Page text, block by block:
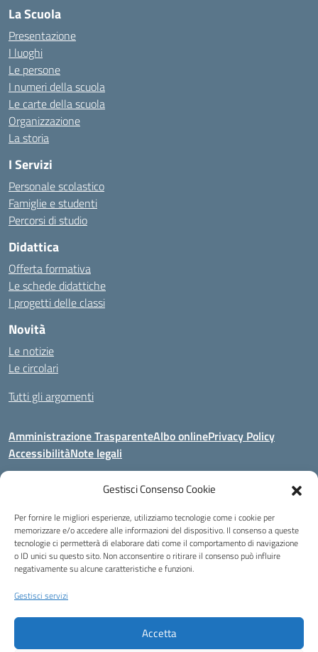
Gestisci Consenso Cookie
Per fornire le migliori esperienze, utilizziamo tecnologie come i cookie per
memorizzare e/o accedere alle informazioni del dispositivo. Il consenso a queste
tecnologie ci permetterà di elaborare dati come il comportamento di navigazione
o ID unici su questo sito. Non acconsentire o ritirare il consenso può influire
negativamente su alcune caratteristiche e funzioni.
Gestisci servizi
Accetta
La Scuola
Presentazione
I luoghi
Le persone
I numeri della scuola
Le carte della scuola
Organizzazione
La storia
I Servizi
Personale scolastico
Famiglie e studenti
Percorsi di studio
Didattica
Offerta formativa
Le schede didattiche
I progetti delle classi
Novità
Le notizie
Le circolari
Tutti gli argomenti
Amministrazione TrasparenteAlbo onlinePrivacy Policy
AccessibilitàNote legali
Centralino:0828 955033 Email:saic8be00q@istruzione.it
Posta elettronica certificata (PEC):saic8be00q@pec.istruzione.it
Codice fiscale: 91053550652
Codice Indice delle Pubbliche Amministrazioni (IPA): icb_65
Eccetto dove diversamente specificato, questo articolo è stato rilasciato